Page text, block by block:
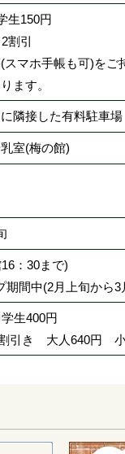
生150円
割引
マホ手帳も可)をご
ます。
隣接した有料駐車場
室(梅の館)
：30まで)
期間中(2月上旬から
生400円
引き 大人640円